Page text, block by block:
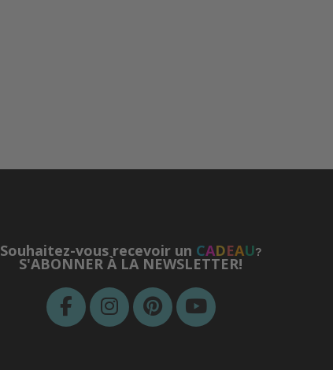
Souhaitez-vous recevoir un CADEAU?
S'ABONNER À LA NEWSLETTER!